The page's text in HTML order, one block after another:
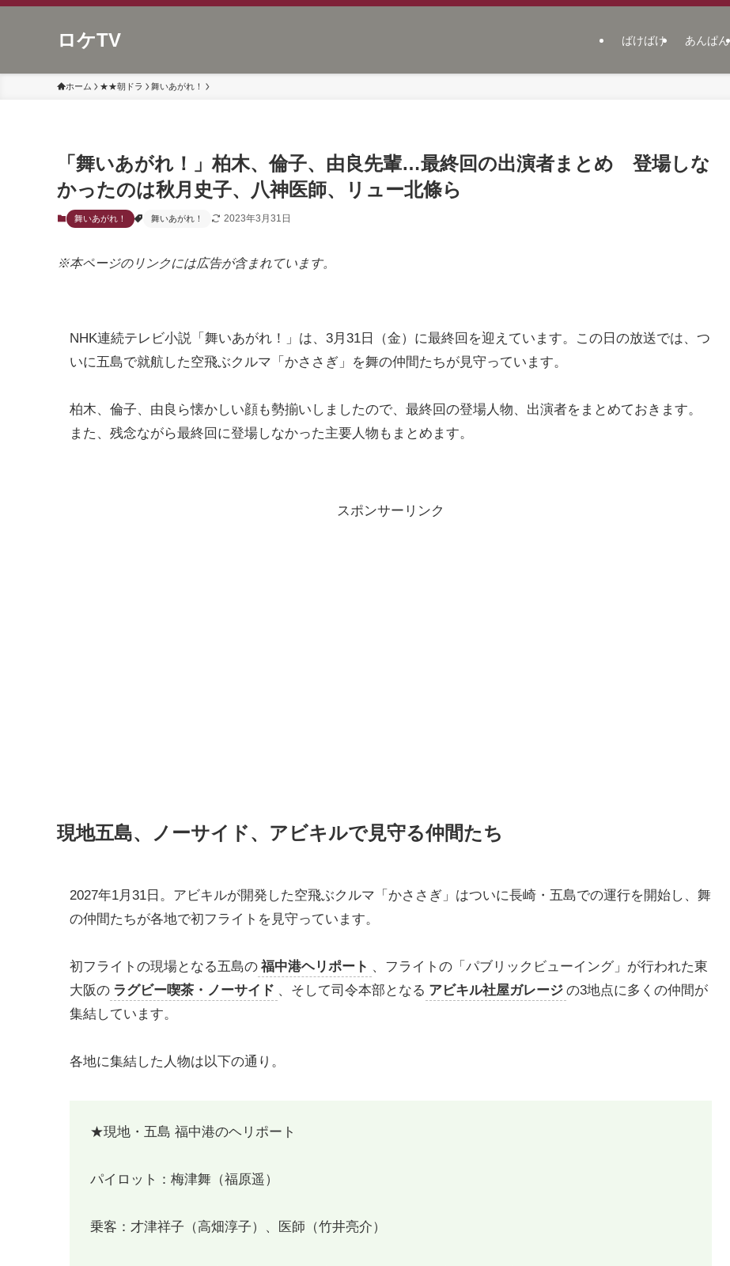
ロケTV ばけばけ あんぱん
ホーム ★★朝ドラ 舞いあがれ！
「舞いあがれ！」柏木、倫子、由良先輩…最終回の出演者まとめ 登場しな
かったのは秋月史子、八神医師、リュー北條ら
舞いあがれ！ 舞いあがれ！ 2023年3月31日
※本ページのリンクには広告が含まれています。
NHK連続テレビ小説「舞いあがれ！」は、3月31日（金）に最終回を迎えています。この日の放送では、つ
いに五島で就航した空飛ぶクルマ「かささぎ」を舞の仲間たちが見守っています。
柏木、倫子、由良ら懐かしい顔も勢揃いしましたので、最終回の登場人物、出演者をまとめておきます。
また、残念ながら最終回に登場しなかった主要人物もまとめます。
スポンサーリンク
現地五島、ノーサイド、アビキルで見守る仲間たち
2027年1月31日。アビキルが開発した空飛ぶクルマ「かささぎ」はついに長崎・五島での運行を開始し、舞
の仲間たちが各地で初フライトを見守っています。
初フライトの現場となる五島の 福中港ヘリポート 、フライトの「パブリックビューイング」が行われた東
大阪の ラグビー喫茶・ノーサイド 、そして司令本部となる アビキル社屋ガレージ の3地点に多くの仲間が
集結しています。
各地に集結した人物は以下の通り。
★現地・五島 福中港のヘリポート
パイロット：梅津舞（福原遥）
乗客：才津祥子（高畑淳子）、医師（竹井亮介）